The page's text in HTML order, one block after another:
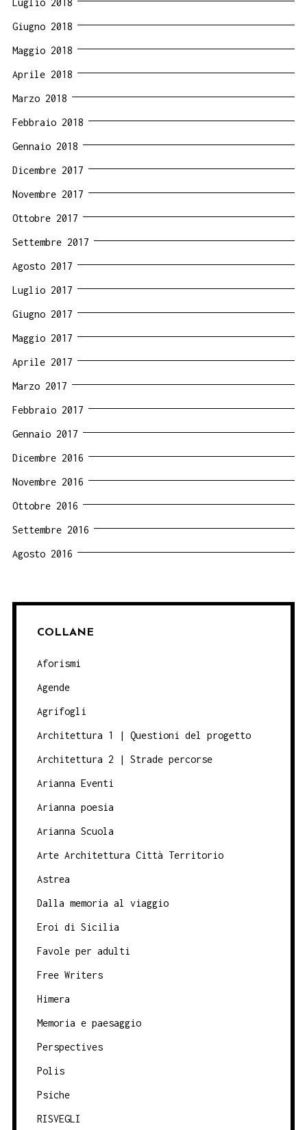
Giugno 2018
Maggio 2018
Aprile 2018
Marzo 2018
Febbraio 2018
Gennaio 2018
Dicembre 2017
Novembre 2017
Ottobre 2017
Settembre 2017
Agosto 2017
Luglio 2017
Giugno 2017
Maggio 2017
Aprile 2017
Marzo 2017
Febbraio 2017
Gennaio 2017
Dicembre 2016
Novembre 2016
Ottobre 2016
Settembre 2016
Agosto 2016
COLLANE
Aforismi
Agende
Agrifogli
Architettura 1 | Questioni del progetto
Architettura 2 | Strade percorse
Arianna Eventi
Arianna poesia
Arianna Scuola
Arte Architettura Città Territorio
Astrea
Dalla memoria al viaggio
Eroi di Sicilia
Favole per adulti
Free Writers
Himera
Memoria e paesaggio
Perspectives
Polis
Psiche
RISVEGLI